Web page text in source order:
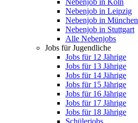
Nebenjob in Köln
Nebenjob in Leipzig
Nebenjob in München
Nebenjob in Stuttgart
Alle Nebenjobs
Jobs für Jugendliche
Jobs für 12 Jährige
Jobs für 13 Jährige
Jobs für 14 Jährige
Jobs für 15 Jährige
Jobs für 16 Jährige
Jobs für 17 Jährige
Jobs für 18 Jährige
Schülerjobs